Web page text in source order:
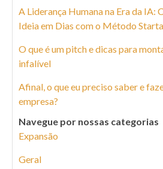
A Liderança Humana na Era da IA:
Ideia em Dias com o Método
O que é um pitch e dicas para
infalível
Afinal, o que eu preciso saber e
empresa?
Navegue por nossas categorias
Expansão
Geral